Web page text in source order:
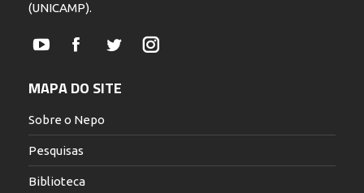
(UNICAMP).
YouTubeFacebookTwitterInstagram
MAPA DO SITE
Sobre o Nepo
Pesquisas
Biblioteca